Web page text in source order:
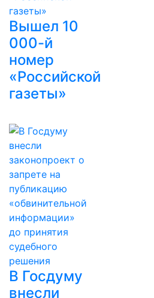
Вышел 10
000-й
номер
«Российской
газеты»
В Госдуму
внесли